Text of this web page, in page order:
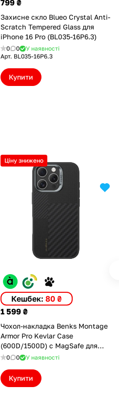
799 ₴
Захисне скло Blueo Crystal Anti-
Scratch Tempered Glass для
iPhone 16 Pro (BL035-16P6.3)
0 0
У наявності
Арт. BL035-16P6.3
Купити
Ціну знижено
Кешбек: 80 ₴
1 599 ₴
Чохол-накладка Benks Montage
Armor Pro Kevlar Case
(600D/1500D) с MagSafe для
iPhone 16 Pro (6948005949310)
0 0 У наявності
Купити